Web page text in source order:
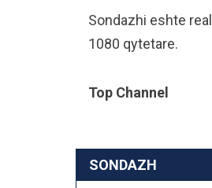
Sondazhi eshte
1080 qytetare.
Top Channel
SONDAZH